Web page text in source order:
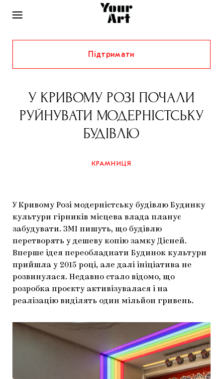
НОВИНИ
ІНТЕРВ’Ю
ХУДОЖНИКИ
КУРАТОРИ
РІДНИЙ КРАЙ
ФЕСТИВАЛІ
КОЛЕКЦІЇ
ГАЛЕРЕЇ
АРТЦЕНТРИ
СТАТТІ
КОНСПЕКТИ
КНИЖКИ І ЖУРНАЛИ
ЗАПАЛЕННЯ
ЯК ПІДТРИМУВАТИ УКРАЇНСЬКЕ МИСТЕЦТВО
МАРІУПОЛЬСЬКІ МАРГІНАЛІЇ
CARPATHIAN CULT ПРО РІЗДВЯНІ СВЯТА
КРАМНИЦЯ
Підтримати
У КРИВОМУ РОЗІ ПОЧАЛИ
РУЙНУВАТИ МОДЕРНІСТСЬКУ
БУДІВЛЮ
КРАМНИЦЯ
У Кривому Розі модерністську будівлю Будинку
культури гірників місцева влада планує
забудувати. ЗМІ пишуть, що будівлю
перетворять у дешеву копію замку Дісней.
Вперше ідея переобладнати Будинок культури
прийшла у 2015 році, але далі ініціатива не
розвинулася. Недавно стало відомо, що
розробка проєкту активізувалася і на
реалізацію виділять один мільйон гривень.